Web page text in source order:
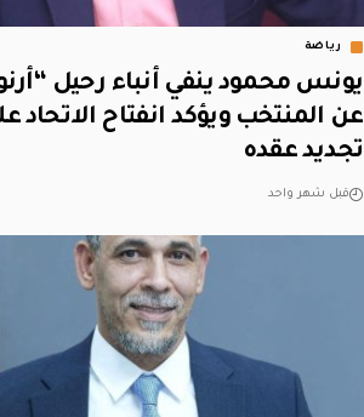
رياضة
يونس محمود ينفي أنباء رحيل
عن المنتخب ويؤكد انفتاح الاتحاد
تجديد عقده
قبل شهر واحد